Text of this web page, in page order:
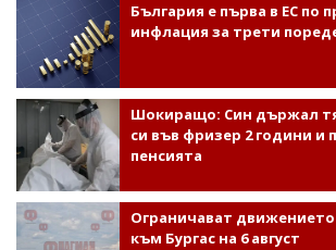
България е първа в ЕС по
инфлация за трети
Шокиращо: Син държал
си във фризер 2 години и
пенсията
Ограничават
към Бургас на 6 август